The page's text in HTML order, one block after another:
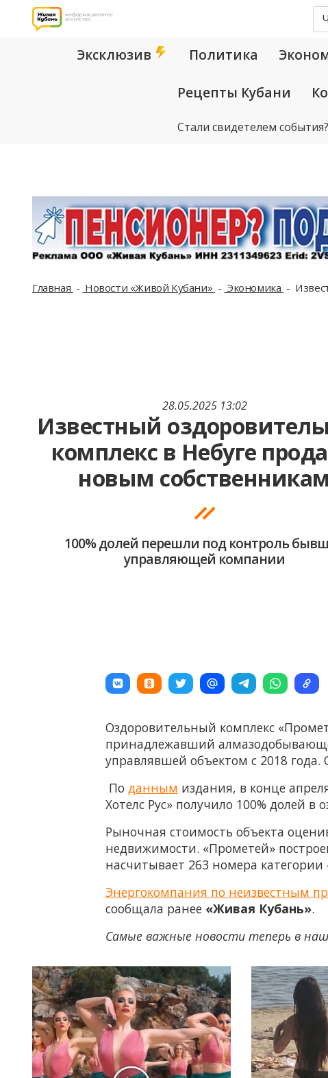
Эксклюзив Политика
Рецепты Кубани
Стали свидетелем события?
Главная Новости «Живой Кубани» Экономика
28.05.2025 13:02
Известный
комплекс в Небуге
новым собственникам
100% долей перешли под контроль
управляющей компании
Оздоровительный комплекс
принадлежавший
управлявшей объектом с 2018
По данным издания, в конце
Хотелс Рус» получило 100% долей в
Рыночная стоимость объекта
недвижимости. «Прометей»
насчитывает 263 номера категории
Энергокомпания по неизвестным
сообщала ранее «Живая Кубань».
Самые важные новости теперь в